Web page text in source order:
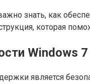
знать, как
которая
Windows 7
является